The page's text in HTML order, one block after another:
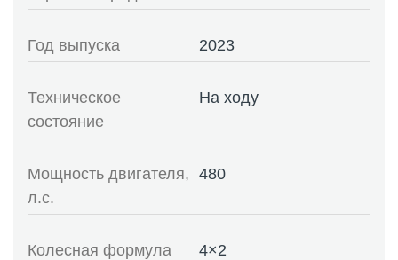
Год выпуска 2023
Техническое
состояние
На ходу
Мощность двигателя,
л.с.
480
Колесная формула 4×2